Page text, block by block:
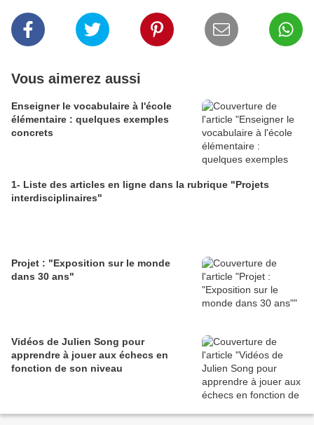
Vous aimerez aussi
Enseigner le vocabulaire à l'école
élémentaire : quelques exemples
concrets
1- Liste des articles en ligne dans la rubrique "Projets
interdisciplinaires"
Projet : "Exposition sur le monde
dans 30 ans"
Vidéos de Julien Song pour
apprendre à jouer aux échecs en
fonction de son niveau